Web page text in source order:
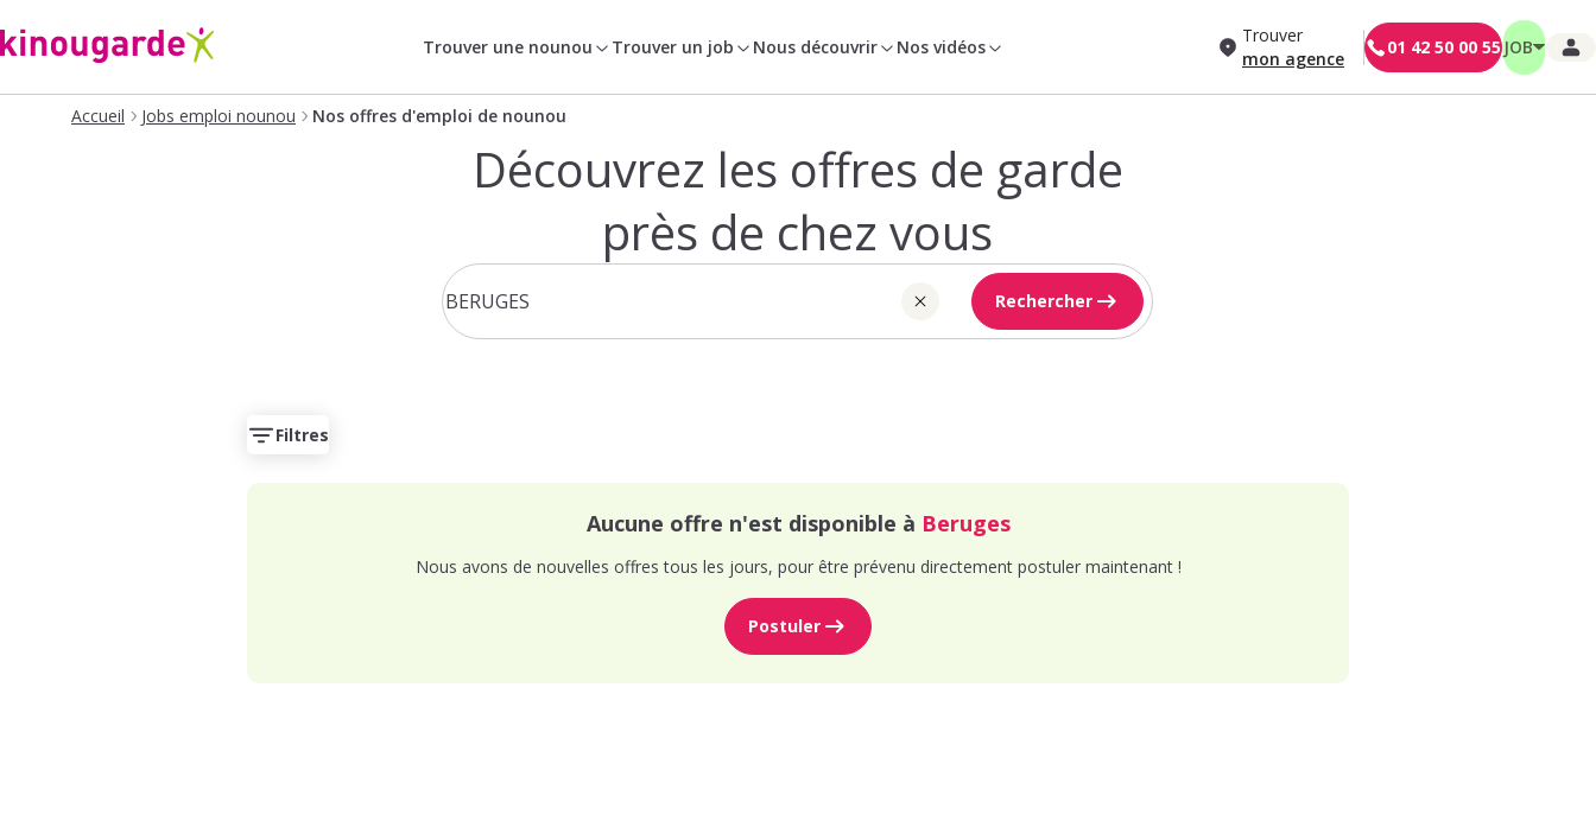
Trouver une nounou Trouver un job Nous découvrir Nos vidéos
Trouver
mon agence
01 42 50 00 55 JOB
Accueil Jobs emploi nounou Nos offres d'emploi de nounou
Découvrez les offres de garde
près de chez vous
Rechercher
Filtres
Aucune offre n'est disponible à Beruges
Nous avons de nouvelles offres tous les jours, pour être prévenu directement postuler maintenant !
Postuler